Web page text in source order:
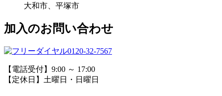
大和市、平塚市
加入のお問い合わせ
0120-32-7567
【電話受付】9:00 ～ 17:00
【定休日】土曜日・日曜日